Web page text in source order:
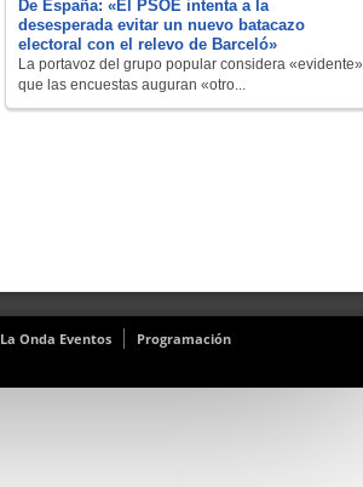
De España: «El PSOE intenta a la
desesperada evitar un nuevo batacazo
electoral con el relevo de Barceló»
La portavoz del grupo popular considera «evidente»
que las encuestas auguran «otro...
La Onda Eventos Programación